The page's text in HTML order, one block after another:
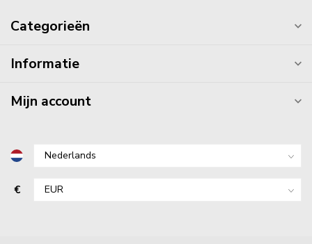
Categorieën
Informatie
Mijn account
€